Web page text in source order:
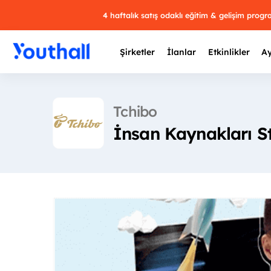
4 haftalık satış odaklı eğitim & gelişim
Şirketler İlanlar Etkinlikler
Tchibo
İnsan Kaynakları